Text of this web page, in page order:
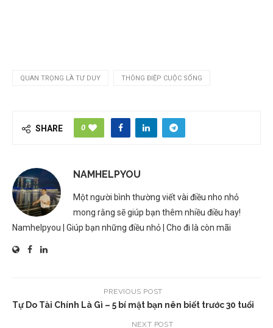
QUAN TRỌNG LÀ TƯ DUY THÔNG ĐIỆP CUỘC SỐNG
SHARE 0
NAMHELPYOU
Một người bình thường viết vài điều nho nhỏ
mong rằng sẽ giúp bạn thêm nhiều điều hay!
Namhelpyou | Giúp bạn những điều nhỏ | Cho đi là còn mãi
PREVIOUS POST
Tự Do Tài Chính Là Gì – 5 bí mật bạn nên biết trước 30 tuổi
NEXT POST